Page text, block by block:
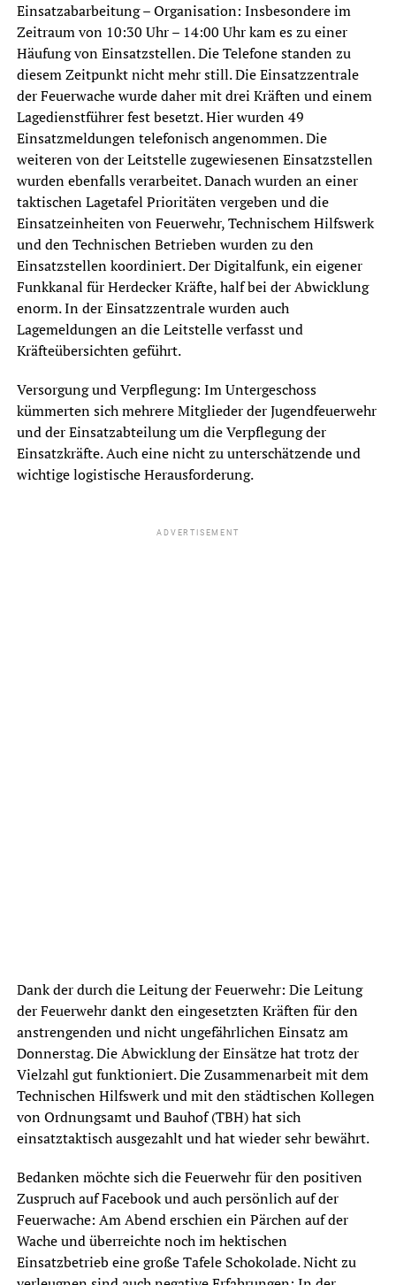
Einsatzabarbeitung – Organisation: Insbesondere im
Zeitraum von 10:30 Uhr – 14:00 Uhr kam es zu einer
Häufung von Einsatzstellen. Die Telefone standen zu
diesem Zeitpunkt nicht mehr still. Die Einsatzzentrale
der Feuerwache wurde daher mit drei Kräften und einem
Lagedienstführer fest besetzt. Hier wurden 49
Einsatzmeldungen telefonisch angenommen. Die
weiteren von der Leitstelle zugewiesenen Einsatzstellen
wurden ebenfalls verarbeitet. Danach wurden an einer
taktischen Lagetafel Prioritäten vergeben und die
Einsatzeinheiten von Feuerwehr, Technischem Hilfswerk
und den Technischen Betrieben wurden zu den
Einsatzstellen koordiniert. Der Digitalfunk, ein eigener
Funkkanal für Herdecker Kräfte, half bei der Abwicklung
enorm. In der Einsatzzentrale wurden auch
Lagemeldungen an die Leitstelle verfasst und
Kräfteübersichten geführt.
Versorgung und Verpflegung: Im Untergeschoss
kümmerten sich mehrere Mitglieder der Jugendfeuerwehr
und der Einsatzabteilung um die Verpflegung der
Einsatzkräfte. Auch eine nicht zu unterschätzende und
wichtige logistische Herausforderung.
ADVERTISEMENT
Dank der durch die Leitung der Feuerwehr: Die Leitung
der Feuerwehr dankt den eingesetzten Kräften für den
anstrengenden und nicht ungefährlichen Einsatz am
Donnerstag. Die Abwicklung der Einsätze hat trotz der
Vielzahl gut funktioniert. Die Zusammenarbeit mit dem
Technischen Hilfswerk und mit den städtischen Kollegen
von Ordnungsamt und Bauhof (TBH) hat sich
einsatztaktisch ausgezahlt und hat wieder sehr bewährt.
Bedanken möchte sich die Feuerwehr für den positiven
Zuspruch auf Facebook und auch persönlich auf der
Feuerwache: Am Abend erschien ein Pärchen auf der
Wache und überreichte noch im hektischen
Einsatzbetrieb eine große Tafele Schokolade. Nicht zu